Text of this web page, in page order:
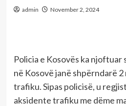
admin November 2, 2024
Policia e Kosovës ka
në Kosovë janë shpërndarë
trafiku. Sipas policisë, u
aksidente trafiku me dëme